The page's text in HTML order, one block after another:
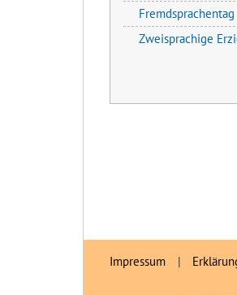
Fremdsprachentag
Zweisprachige
Impressum |